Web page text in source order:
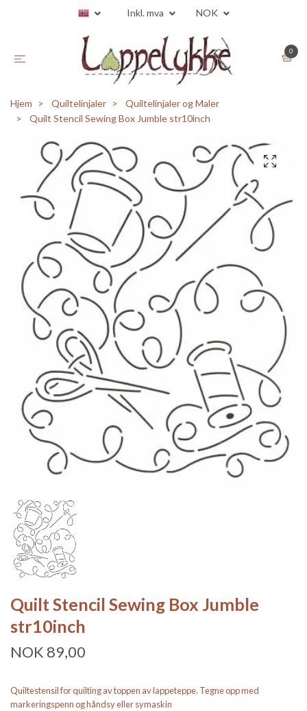
Inkl. mva NOK
0
Hjem Quiltelinjaler
Quiltelinjaler og Maler
Quilt Stencil Sewing Box Jumble str10inch
Quilt Stencil Sewing Box Jumble
str10inch
NOK 89,00
Quiltestensil for quilting av toppen av lappeteppe. Tegne opp med
markeringspenn og håndsy eller symaskin